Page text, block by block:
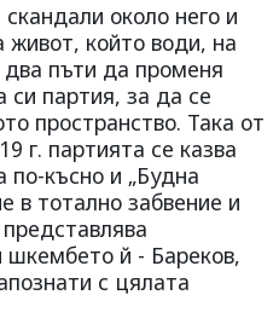
около него и
живот, който води, на
пъти да променя
си партия, за да се
пространство. Така от
г. партията се казва
по-късно и „Будна
в тотално забвение и
шкембето й - Бареков,
с цялата